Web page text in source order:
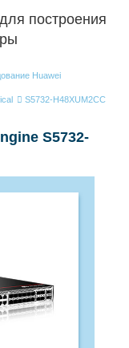
построения
Huawei
S5732-H48XUM2CC
S5732-